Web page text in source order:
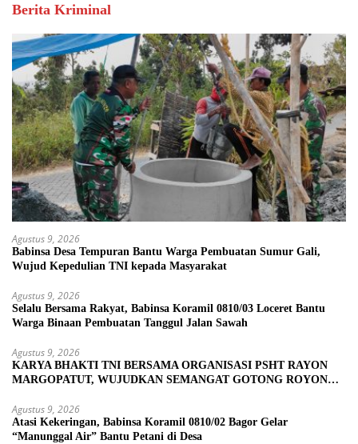
Berita Kriminal
Agustus 9, 2026
Babinsa Desa Tempuran Bantu Warga Pembuatan Sumur Gali,
Wujud Kepedulian TNI kepada Masyarakat
Agustus 9, 2026
Selalu Bersama Rakyat, Babinsa Koramil 0810/03 Loceret Bantu
Warga Binaan Pembuatan Tanggul Jalan Sawah
Agustus 9, 2026
KARYA BHAKTI TNI BERSAMA ORGANISASI PSHT RAYON
MARGOPATUT, WUJUDKAN SEMANGAT GOTONG ROYONG
Agustus 9, 2026
Atasi Kekeringan, Babinsa Koramil 0810/02 Bagor Gelar
“Manunggal Air” Bantu Petani di Desa